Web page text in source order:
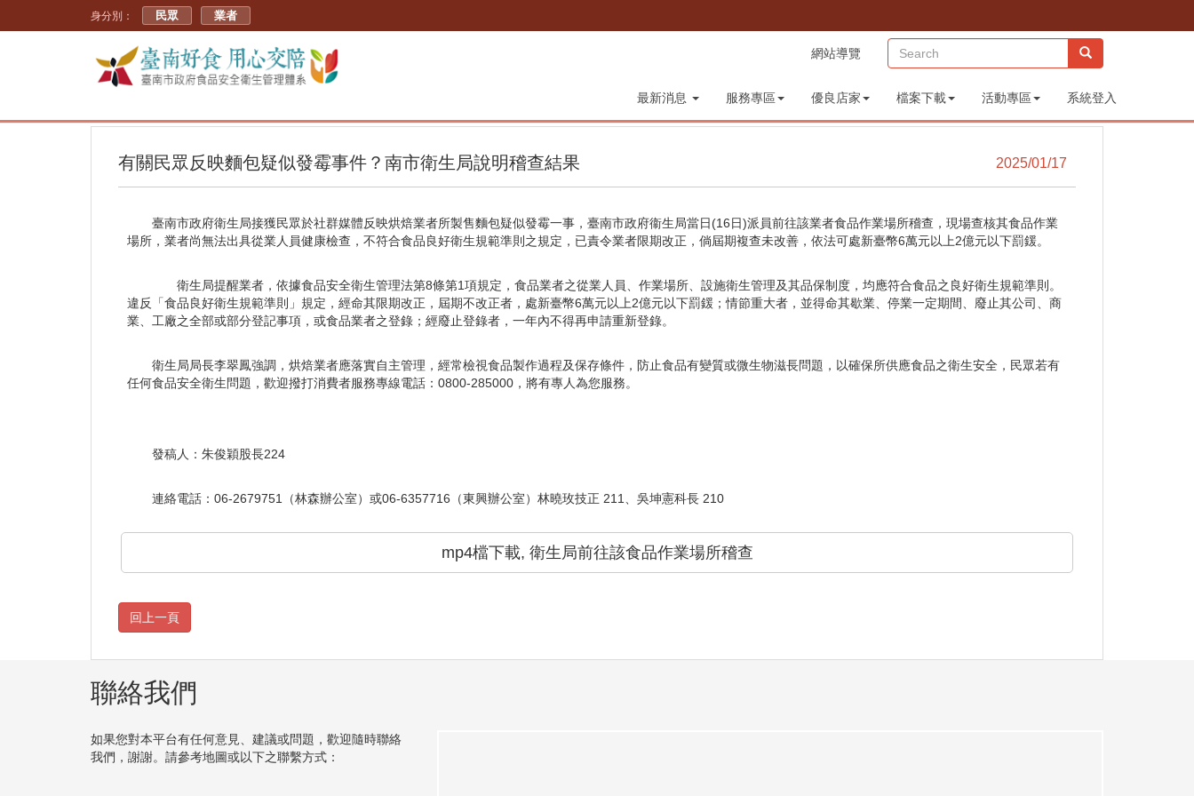
身分別： 民眾 業者
網站導覽 (sitemap)
最新消息 服務專區 優良店家 檔案下載 活動專區 系統登入
有關民眾反映麵包疑似發霉事件？南市衛生局說明稽查結果 2025/01/17
臺南市政府衛生局接獲民眾於社群媒體反映烘焙業者所製售麵包疑似發霉一事，臺南市政府衞生局當日(16日)派員前往該業者食品作業場所稽查，現場查核其食品作業
場所，業者尚無法出具從業人員健康檢查，不符合食品良好衛生規範準則之規定，已責令業者限期改正，倘屆期複查未改善，依法可處新臺幣6萬元以上2億元以下罰鍰。
衛生局提醒業者，依據食品安全衛生管理法第8條第1項規定，食品業者之從業人員、作業場所、設施衛生管理及其品保制度，均應符合食品之良好衛生規範準則。
違反「食品良好衛生規範準則」規定，經命其限期改正，屆期不改正者，處新臺幣6萬元以上2億元以下罰鍰；情節重大者，並得命其歇業、停業一定期間、廢止其公司、商
業、工廠之全部或部分登記事項，或食品業者之登錄；經廢止登錄者，一年內不得再申請重新登錄。
衛生局局長李翠鳳強調，烘焙業者應落實自主管理，經常檢視食品製作過程及保存條件，防止食品有變質或微生物滋長問題，以確保所供應食品之衛生安全，民眾若有
任何食品安全衛生問題，歡迎撥打消費者服務專線電話：0800-285000，將有專人為您服務。
發稿人：朱俊穎股長224
連絡電話：06-2679751（林森辦公室）或06-6357716（東興辦公室）林曉玫技正 211、吳坤憲科長 210
mp4檔下載, 衛生局前往該食品作業場所稽查
聯絡我們
如果您對本平台有任何意見、建議或問題，歡迎隨時聯絡
我們，謝謝。請參考地圖或以下之聯繫方式：